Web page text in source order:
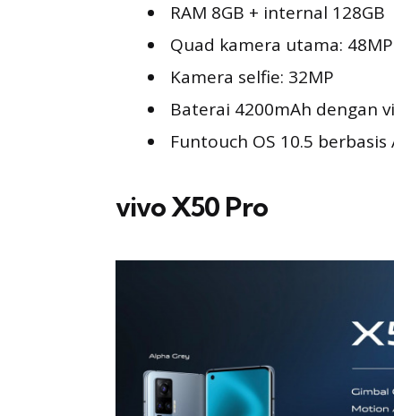
RAM 8GB + internal 128GB
Quad kamera utama:
Kamera selfie: 32MP
Baterai 4200mAh dengan
Funtouch OS 10.5
vivo X50 Pro